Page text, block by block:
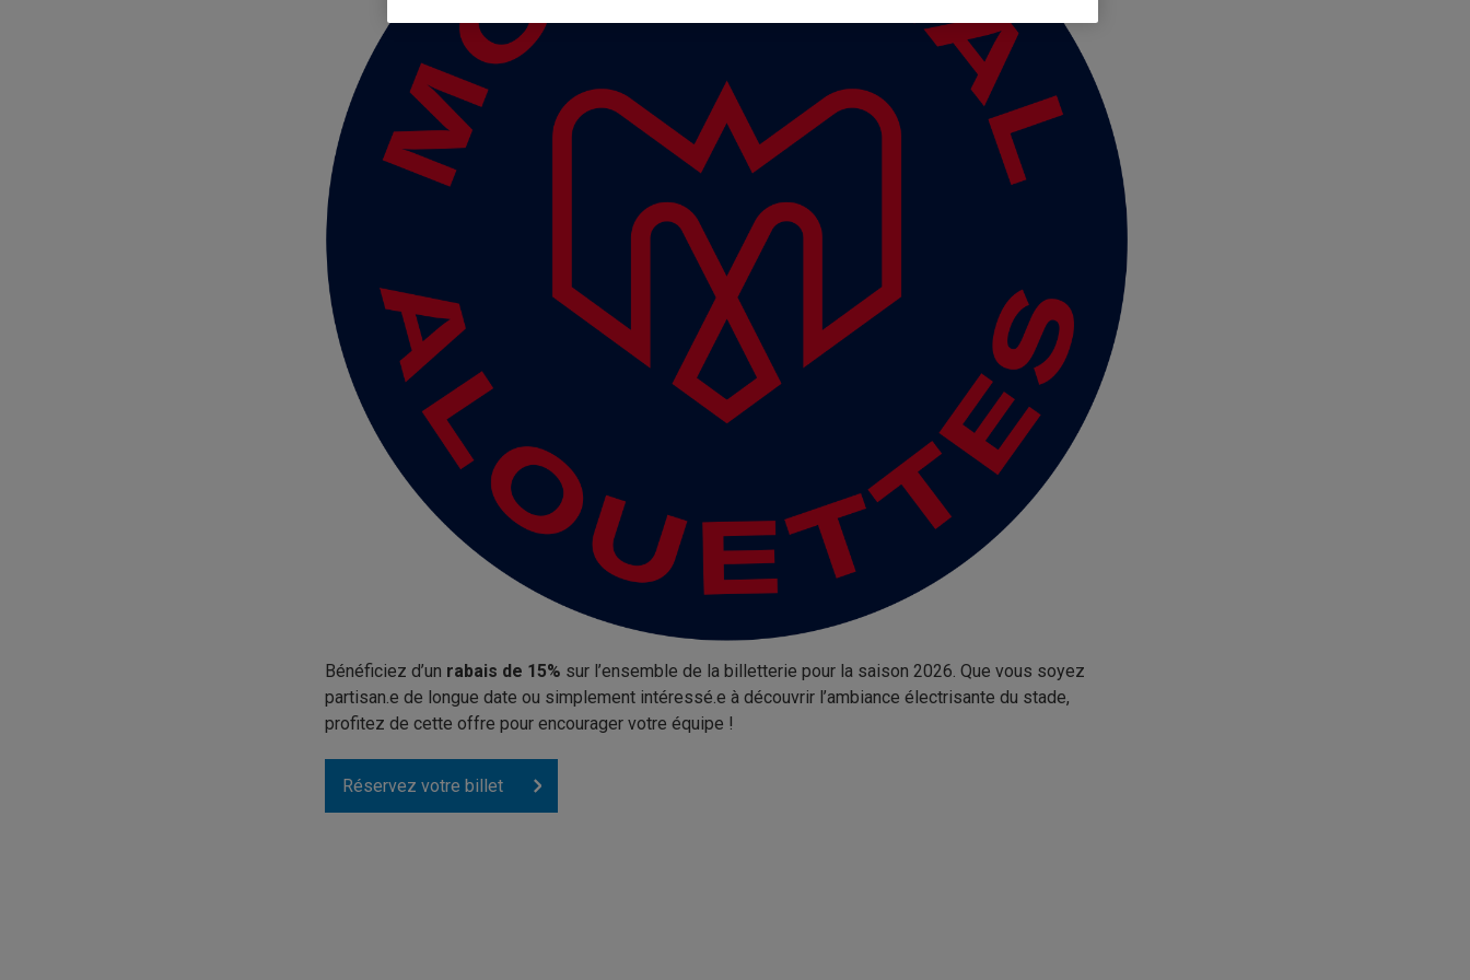
Bénéficiez d’un rabais de 15% sur l’ensemble de la billetterie pour la saison 2026. Que vous soyez
partisan.e de longue date ou simplement intéressé.e à découvrir l’ambiance électrisante du stade,
profitez de cette offre pour encourager votre équipe !
Réservez votre billet